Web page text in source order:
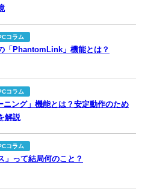
コラム
「PhantomLink」機能とは？
コラム
ニング」機能とは？安定動作のため
解説
コラム
」って結局何のこと？